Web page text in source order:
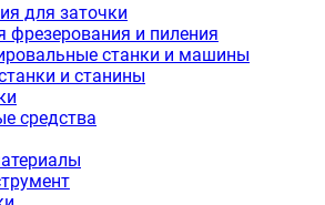
для заточки
фрезерования и пиления
станки и машины
и станины
средства